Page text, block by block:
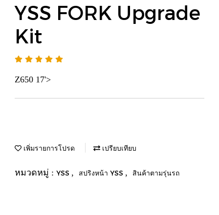
YSS FORK Upgrade
Kit
Z650 17'>
เพิ่มรายการโปรด เปรียบเทียบ
หมวดหมู่ : YSS , สปริงหน้า YSS , สินค้าตามรุ่นรถ